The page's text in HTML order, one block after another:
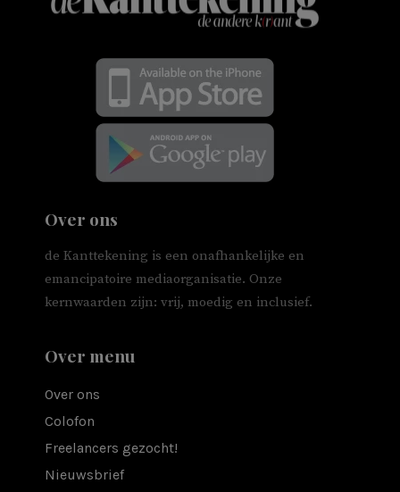
Over ons
de Kanttekening is een onafhankelijke en
emancipatoire mediaorganisatie. Onze
kernwaarden zijn: vrij, moedig en inclusief.
Over menu
Over ons
Colofon
Freelancers gezocht!
Nieuwsbrief